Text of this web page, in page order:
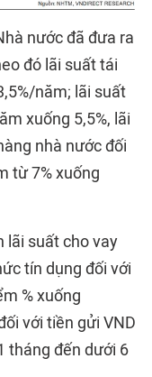
nước đã đưa ra
đó lãi suất tái
năm; lãi suất
xuống 5,5%, lãi
nhà nước đối
từ 7% xuống
lãi suất cho vay
tín dụng đối với
% xuống
với tiền gửi VND
tháng đến dưới 6